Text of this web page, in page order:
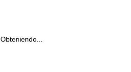
Obteniendo...